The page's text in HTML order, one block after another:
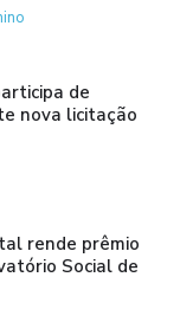
de
nova licitação
rende prêmio
Social de